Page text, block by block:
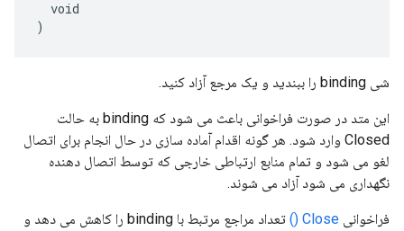
  void
)
شی binding را ببندید و یک مرجع آزاد کنید.
این متد در صورت فراخوانی باعث می شود که binding به حالت
Closed وارد شود. هر گونه اقدام آماده سازی در حال انجام برای اتصال
لغو می شود و تمام منابع ارتباطی خارجی که توسط اتصال دهنده
نگهداری می شود آزاد می شوند.
فراخوانی Close ()
تعداد مراجع مرتبط با binding را کاهش می دهد و